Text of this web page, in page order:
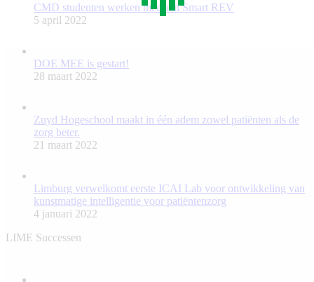
CMD studenten werken mee aan Smart REV
5 april 2022
DOE MEE is gestart!
28 maart 2022
Zuyd Hogeschool maakt in één adem zowel patiënten als de
zorg beter.
21 maart 2022
Limburg verwelkomt eerste ICAI Lab voor ontwikkeling van
kunstmatige intelligentie voor patiëntenzorg
4 januari 2022
LIME Successen